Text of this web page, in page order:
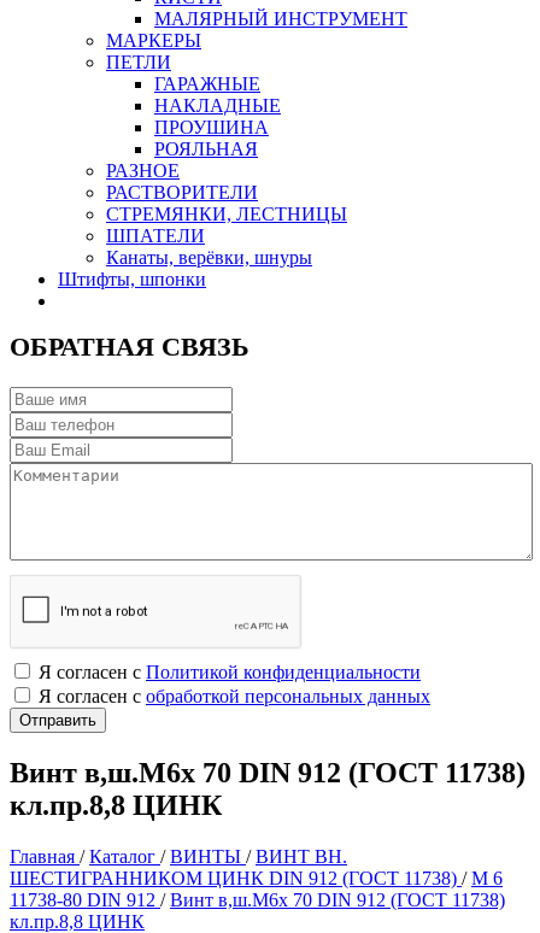
МАЛЯРНЫЙ ИНСТРУМЕНТ
МАРКЕРЫ
ПЕТЛИ
ГАРАЖНЫЕ
НАКЛАДНЫЕ
ПРОУШИНА
РОЯЛЬНАЯ
РАЗНОЕ
РАСТВОРИТЕЛИ
СТРЕМЯНКИ, ЛЕСТНИЦЫ
ШПАТЕЛИ
Канаты, верёвки, шнуры
Штифты, шпонки
ОБРАТНАЯ СВЯЗЬ
Я согласен с Политикой конфиденциальности
Я согласен с обработкой персональных данных
Винт в,ш.М6х 70 DIN 912 (ГОСТ 11738)
кл.пр.8,8 ЦИНК
Главная /Каталог /ВИНТЫ /ВИНТ ВН.
ШЕСТИГРАННИКОМ ЦИНК DIN 912 (ГОСТ 11738) /М 6
11738-80 DIN 912 /Винт в,ш.М6х 70 DIN 912 (ГОСТ 11738)
кл.пр.8,8 ЦИНК